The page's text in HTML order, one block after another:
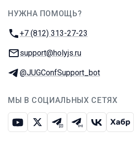
НУЖНА ПОМОЩЬ?
Телефон:
+7 (812) 313-27-23
E-mail:
support@holyjs.ru
Телеграм:
@JUGConfSupport_bot
МЫ В СОЦИАЛЬНЫХ СЕТЯХ
ЮтубИкс Телеграм-чат
Телеграм-канал
ВКонтакте
Хабр